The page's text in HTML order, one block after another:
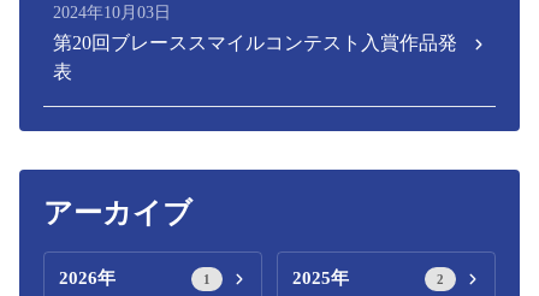
2024年10月03日
第20回ブレーススマイルコンテスト入賞作品発
表
アーカイブ
2026年 1 2025年 2